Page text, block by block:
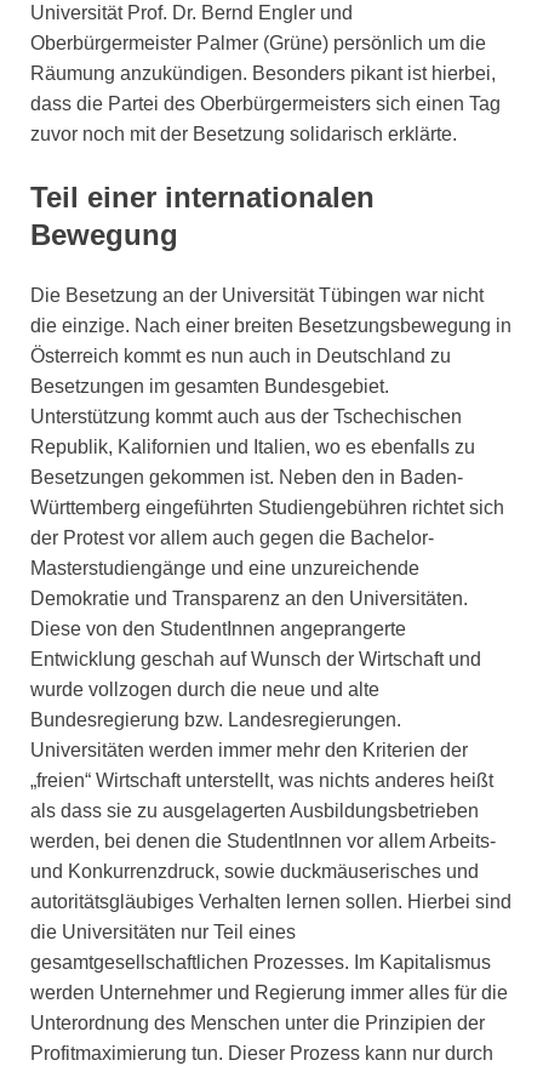
Universität Prof. Dr. Bernd Engler und
Oberbürgermeister Palmer (Grüne) persönlich um die
Räumung anzukündigen. Besonders pikant ist hierbei,
dass die Partei des Oberbürgermeisters sich einen Tag
zuvor noch mit der Besetzung solidarisch erklärte.
Teil einer internationalen
Bewegung
Die Besetzung an der Universität Tübingen war nicht
die einzige. Nach einer breiten Besetzungsbewegung in
Österreich kommt es nun auch in Deutschland zu
Besetzungen im gesamten Bundesgebiet.
Unterstützung kommt auch aus der Tschechischen
Republik, Kalifornien und Italien, wo es ebenfalls zu
Besetzungen gekommen ist. Neben den in Baden-
Württemberg eingeführten Studiengebühren richtet sich
der Protest vor allem auch gegen die Bachelor-
Masterstudiengänge und eine unzureichende
Demokratie und Transparenz an den Universitäten.
Diese von den StudentInnen angeprangerte
Entwicklung geschah auf Wunsch der Wirtschaft und
wurde vollzogen durch die neue und alte
Bundesregierung bzw. Landesregierungen.
Universitäten werden immer mehr den Kriterien der
„freien“ Wirtschaft unterstellt, was nichts anderes heißt
als dass sie zu ausgelagerten Ausbildungsbetrieben
werden, bei denen die StudentInnen vor allem Arbeits-
und Konkurrenzdruck, sowie duckmäuserisches und
autoritätsgläubiges Verhalten lernen sollen. Hierbei sind
die Universitäten nur Teil eines
gesamtgesellschaftlichen Prozesses. Im Kapitalismus
werden Unternehmer und Regierung immer alles für die
Unterordnung des Menschen unter die Prinzipien der
Profitmaximierung tun. Dieser Prozess kann nur durch